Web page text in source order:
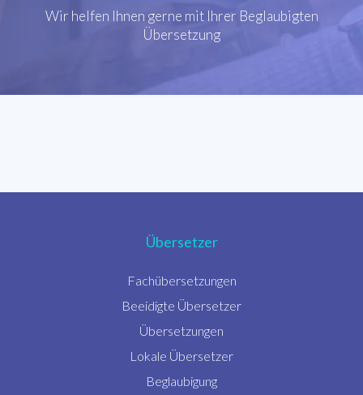
Wir helfen Ihnen gerne mit Ihrer Beglaubigten
Übersetzung
Übersetzer
Fachübersetzungen
Beeidigte Übersetzer
Übersetzungen
Lokale Übersetzer
Beglaubigung